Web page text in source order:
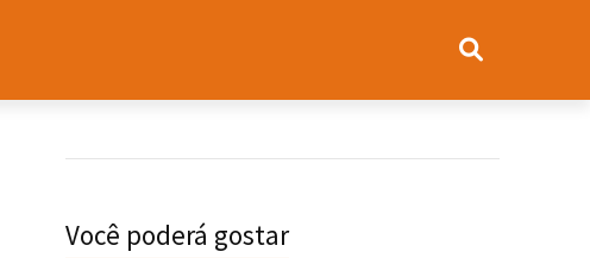
Você poderá gostar